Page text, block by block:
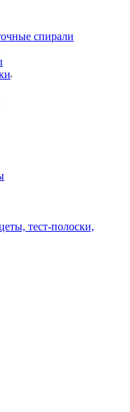
спирали
тест-полоски,